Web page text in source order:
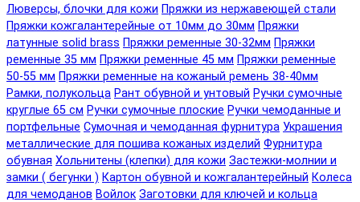
Люверсы, блочки для кожи Пряжки из нержавеющей стали
Пряжки кожгалантерейные от 10мм до 30мм Пряжки
латунные solid brass Пряжки ременные 30-32мм Пряжки
ременные 35 мм Пряжки ременные 45 мм Пряжки ременные
50-55 мм Пряжки ременные на кожаный ремень 38-40мм
Рамки, полукольца Рант обувной и унтовый Ручки сумочные
круглые 65 см Ручки сумочные плоские Ручки чемоданные и
портфельные Сумочная и чемоданная фурнитура Украшения
металлические для пошива кожаных изделий Фурнитура
обувная Хольнитены (клепки) для кожи Застежки-молнии и
замки ( бегунки ) Картон обувной и кожгалантерейный Колеса
для чемоданов Войлок Заготовки для ключей и кольца